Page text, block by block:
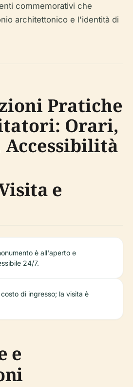
commemorativi che
architettonico e l'identità di
Pratiche
Orari,
e
è all'aperto e
24/7.
di ingresso; la visita è
e